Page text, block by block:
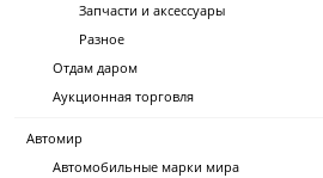
Запчасти и аксессуары
Разное
Отдам даром
Аукционная торговля
Автомир
Автомобильные марки мира